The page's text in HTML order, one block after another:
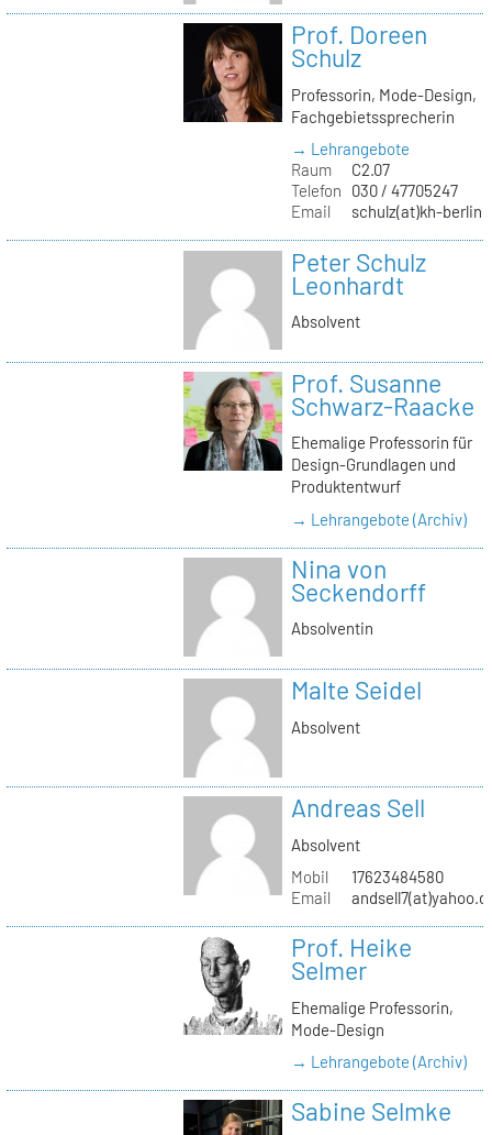
Prof. Doreen
Schulz
Professorin, Mode-Design,
Fachgebietssprecherin
→ Lehrangebote
Raum
C2.07
Telefon
030 / 47705247
Email
schulz(at)kh-
Peter Schulz
Leonhardt
Absolvent
Prof. Susanne
Schwarz-Raacke
Ehemalige Professorin für
Design-Grundlagen und
Produktentwurf
→ Lehrangebote (Archiv)
Nina von
Seckendorff
Absolventin
Malte Seidel
Absolvent
Andreas Sell
Absolvent
Mobil
17623484580
Email
Prof. Heike
Selmer
Ehemalige Professorin,
Mode-Design
→ Lehrangebote (Archiv)
Sabine Selmke